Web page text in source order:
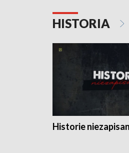
HISTORIA
Historie